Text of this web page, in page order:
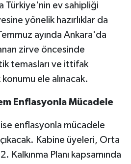
Türkiye'nin ev sahipliği
yönelik hazırlıklar da
ayında Ankara'da
zirve öncesinde
temasları ve ittifak
ele alınacak.
Enflasyonla Mücadele
ise enflasyonla mücadele
çıkacak. Kabine üyeleri, Orta
Kalkınma Planı kapsamında